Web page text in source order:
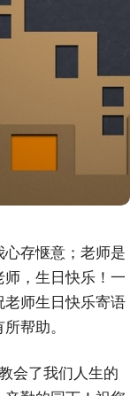
存惬意；老师是
，生日快乐！一
师生日快乐寄语
帮助。
会了我们人生的